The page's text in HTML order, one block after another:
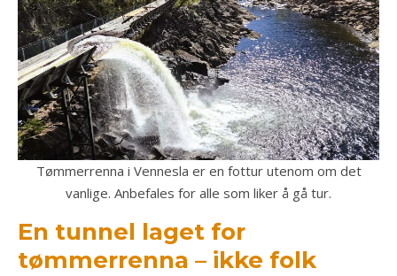
Tømmerrenna i Vennesla er en fottur utenom om det
vanlige. Anbefales for alle som liker å gå tur.
En tunnel laget for
tømmerrenna – ikke folk